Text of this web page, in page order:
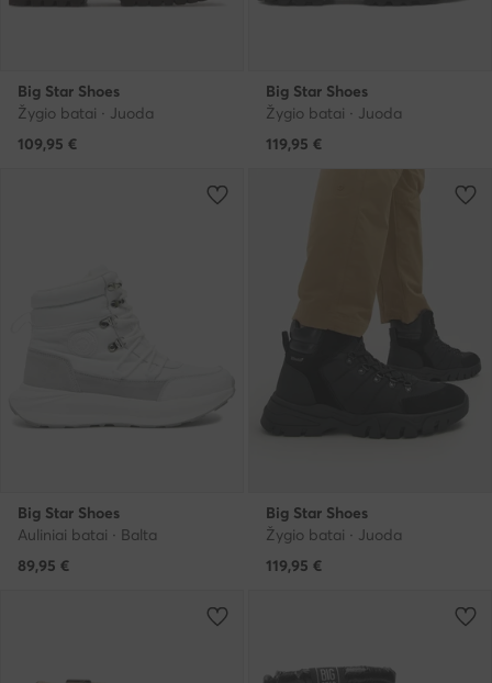
Big Star Shoes
Žygio batai · Juoda
109,95 €
Big Star Shoes
Žygio batai · Juoda
119,95 €
Big Star Shoes
Auliniai batai · Balta
89,95 €
Big Star Shoes
Žygio batai · Juoda
119,95 €